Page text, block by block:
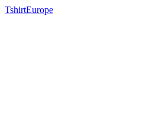
TshirtEurope